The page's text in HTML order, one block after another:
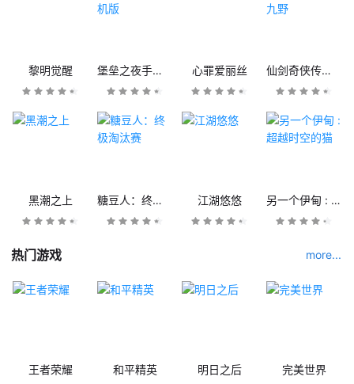
黎明觉醒 堡垒之夜手机版 心罪爱丽丝 仙剑奇侠传九野
黑潮之上 糖豆人：终极淘汰赛 江湖悠悠 另一个伊甸 : 超越时空的猫
热门游戏 more...
王者荣耀 和平精英 明日之后 完美世界